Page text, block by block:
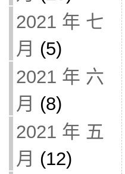
2021 年 七
月 (5)
2021 年 六
月 (8)
2021 年 五
月 (12)